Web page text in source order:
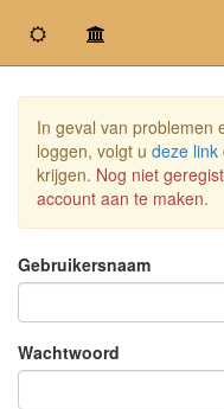
In geval van problemen
loggen, volgt u deze link
krijgen. Nog niet
account aan te maken.
Gebruikersnaam
Wachtwoord